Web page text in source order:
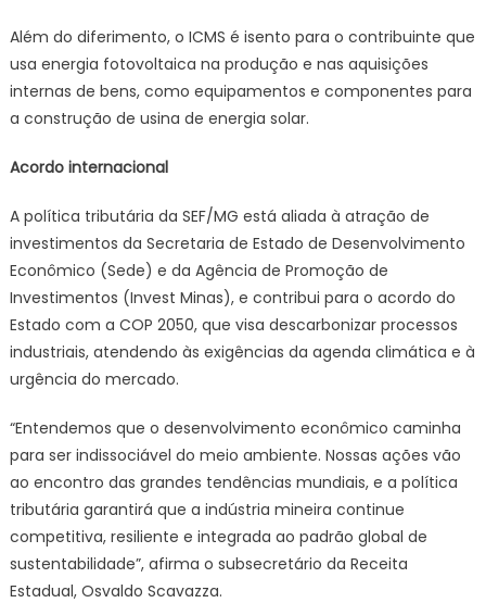
Além do diferimento, o ICMS é isento para o contribuinte que
usa energia fotovoltaica na produção e nas aquisições
internas de bens, como equipamentos e componentes para
a construção de usina de energia solar.
Acordo internacional
A política tributária da SEF/MG está aliada à atração de
investimentos da Secretaria de Estado de Desenvolvimento
Econômico (Sede) e da Agência de Promoção de
Investimentos (Invest Minas), e contribui para o acordo do
Estado com a COP 2050, que visa descarbonizar processos
industriais, atendendo às exigências da agenda climática e à
urgência do mercado.
“Entendemos que o desenvolvimento econômico caminha
para ser indissociável do meio ambiente. Nossas ações vão
ao encontro das grandes tendências mundiais, e a política
tributária garantirá que a indústria mineira continue
competitiva, resiliente e integrada ao padrão global de
sustentabilidade”, afirma o subsecretário da Receita
Estadual, Osvaldo Scavazza.